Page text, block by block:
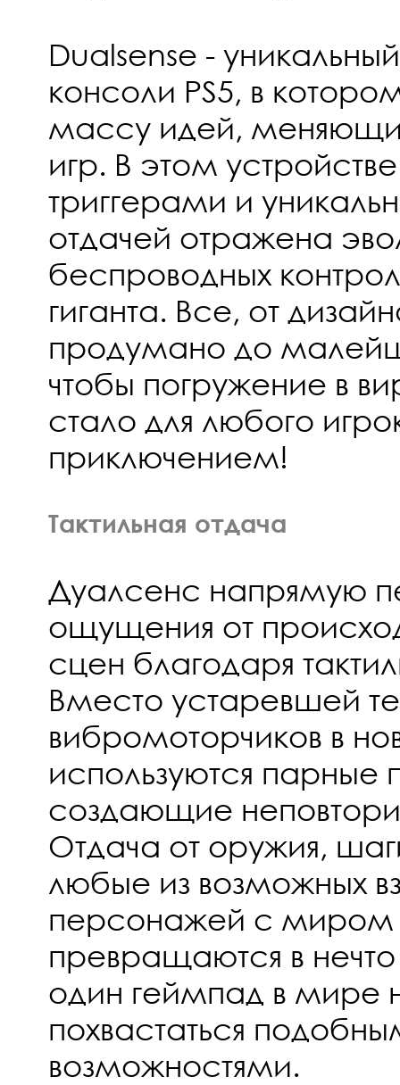
Dualsense -
консоли PS5, в
массу идей,
игр. В этом
триггерами и
отдачей отражена
беспроводных
гиганта. Все, от
продумано до
чтобы погружение в
стало для любого
приключением!
Тактильная отдача
Дуалсенс напрямую
ощущения от
сцен благодаря
Вместо устаревшей
вибромоторчиков в
используются парные
создающие
Отдача от оружия,
любые из возможных
персонажей с миром
превращаются в
один геймпад в мире
похвастаться
возможностями.